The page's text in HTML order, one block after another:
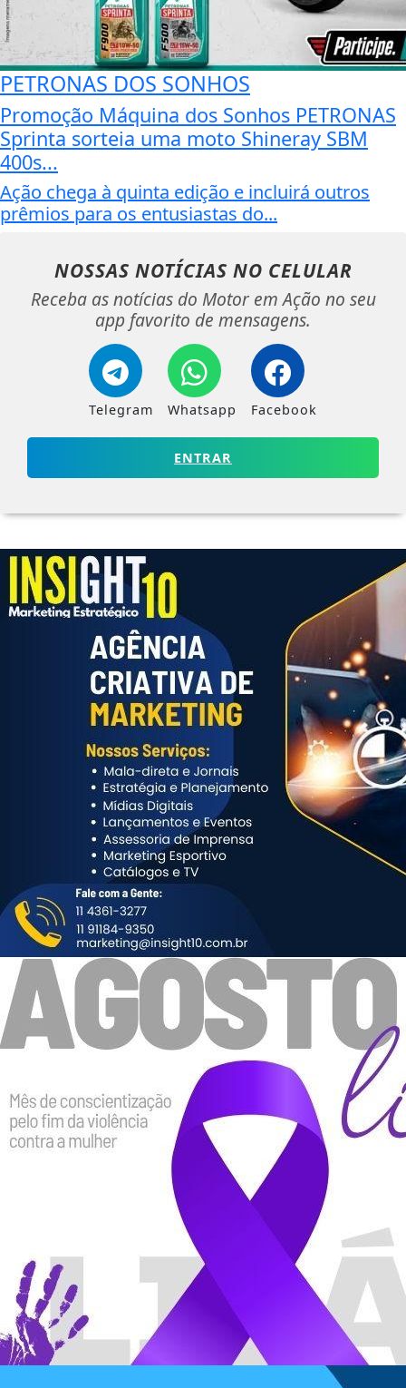
PETRONAS DOS SONHOS
Promoção Máquina dos Sonhos PETRONAS
Sprinta sorteia uma moto Shineray SBM
400s...
Ação chega à quinta edição e incluirá outros
prêmios para os entusiastas do...
NOSSAS NOTÍCIAS NO CELULAR
Receba as notícias do Motor em Ação no seu
app favorito de mensagens.
Telegram Whatsapp Facebook
ENTRAR